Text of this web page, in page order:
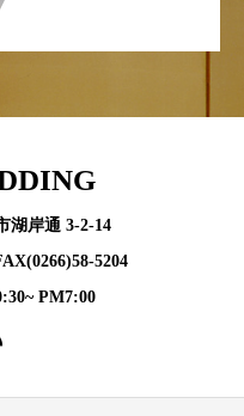
湖岸通 3-2-14
5204
PM7:00